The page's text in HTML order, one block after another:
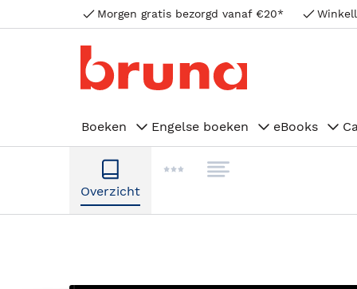
Morgen gratis bezorgd vanaf €20*
Boeken Engelse boeken eBooks
Overzicht